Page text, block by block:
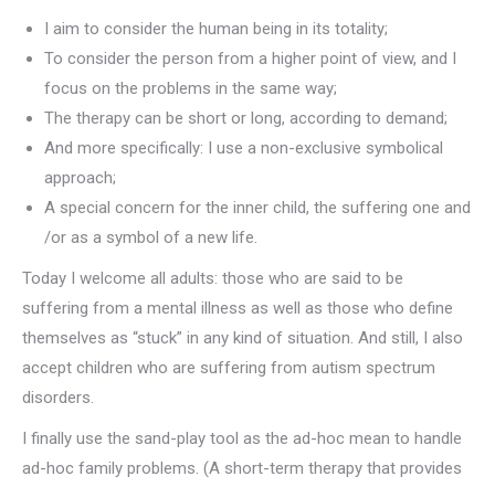
I aim to consider the human being in its totality;
To consider the person from a higher point of view, and I
focus on the problems in the same way;
The therapy can be short or long, according to demand;
And more specifically: I use a non-exclusive symbolical
approach;
A special concern for the inner child, the suffering one and
/or as a symbol of a new life.
Today I welcome all adults: those who are said to be
suffering from a mental illness as well as those who define
themselves as “stuck” in any kind of situation. And still, I also
accept children who are suffering from autism spectrum
disorders.
I finally use the sand-play tool as the ad-hoc mean to handle
ad-hoc family problems. (A short-term therapy that provides